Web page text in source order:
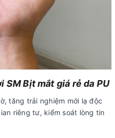
Bịt mắt giá rẻ da PU
tăng trải nghiệm mới lạ độc
riêng tư, kiểm soát lòng tin